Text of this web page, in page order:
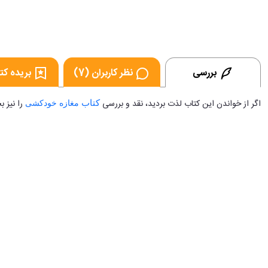
بررسی نظر کاربران (7) بریده
اگر از خواندن این کتاب لذت بردید، نقد و بررسیکتاب مغازه خودکشی را نیز